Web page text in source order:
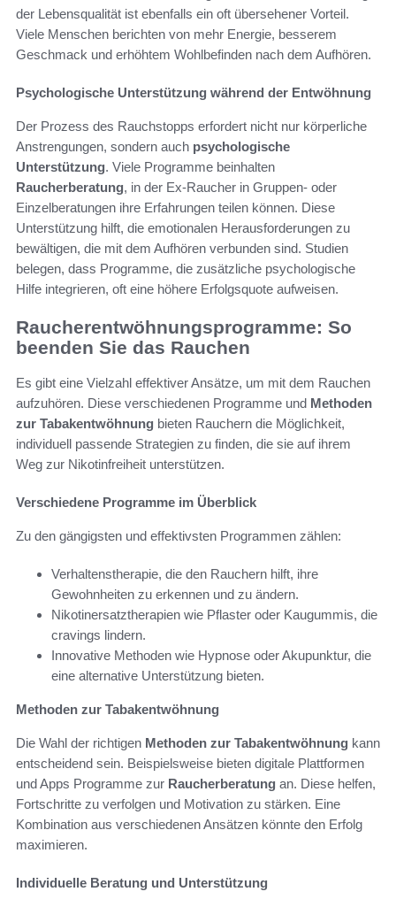
der Lebensqualität ist ebenfalls ein oft übersehener Vorteil.
Viele Menschen berichten von mehr Energie, besserem
Geschmack und erhöhtem Wohlbefinden nach dem Aufhören.
Psychologische Unterstützung während der Entwöhnung
Der Prozess des Rauchstopps erfordert nicht nur körperliche
Anstrengungen, sondern auch psychologische
Unterstützung. Viele Programme beinhalten
Raucherberatung, in der Ex-Raucher in Gruppen- oder
Einzelberatungen ihre Erfahrungen teilen können. Diese
Unterstützung hilft, die emotionalen Herausforderungen zu
bewältigen, die mit dem Aufhören verbunden sind. Studien
belegen, dass Programme, die zusätzliche psychologische
Hilfe integrieren, oft eine höhere Erfolgsquote aufweisen.
Raucherentwöhnungsprogramme: So
beenden Sie das Rauchen
Es gibt eine Vielzahl effektiver Ansätze, um mit dem Rauchen
aufzuhören. Diese verschiedenen Programme und Methoden
zur Tabakentwöhnung bieten Rauchern die Möglichkeit,
individuell passende Strategien zu finden, die sie auf ihrem
Weg zur Nikotinfreiheit unterstützen.
Verschiedene Programme im Überblick
Zu den gängigsten und effektivsten Programmen zählen:
Verhaltenstherapie, die den Rauchern hilft, ihre
Gewohnheiten zu erkennen und zu ändern.
Nikotinersatztherapien wie Pflaster oder Kaugummis, die
cravings lindern.
Innovative Methoden wie Hypnose oder Akupunktur, die
eine alternative Unterstützung bieten.
Methoden zur Tabakentwöhnung
Die Wahl der richtigen Methoden zur Tabakentwöhnung kann
entscheidend sein. Beispielsweise bieten digitale Plattformen
und Apps Programme zur Raucherberatung an. Diese helfen,
Fortschritte zu verfolgen und Motivation zu stärken. Eine
Kombination aus verschiedenen Ansätzen könnte den Erfolg
maximieren.
Individuelle Beratung und Unterstützung